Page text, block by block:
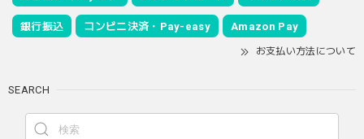
銀行振込 コンビニ決済・Pay-easy Amazon Pay
お支払い方法について
SEARCH